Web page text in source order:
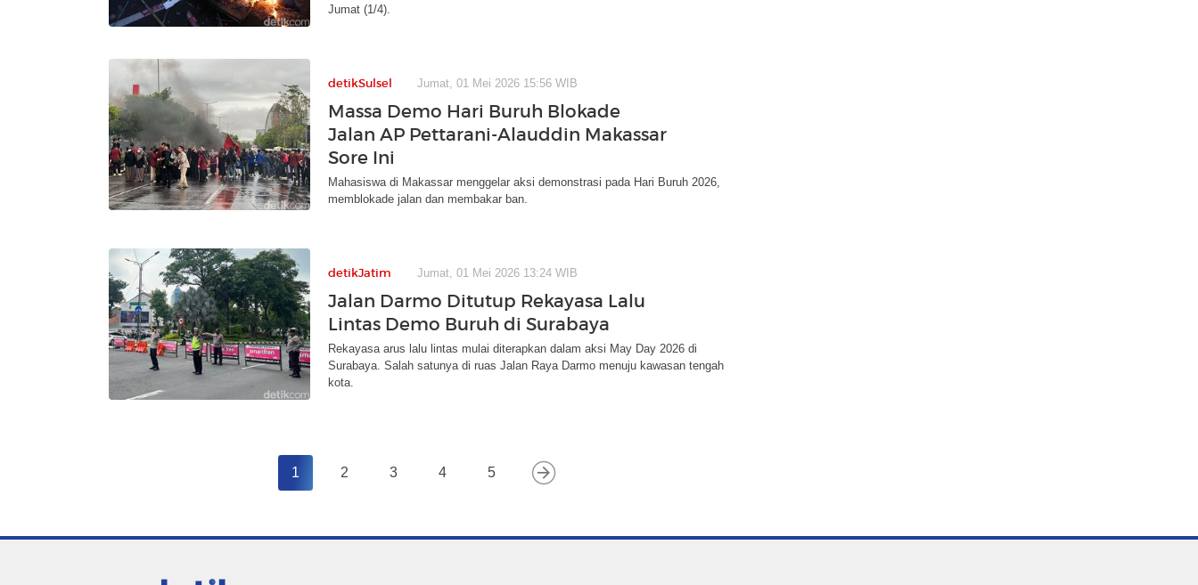
Jumat (1/4).
detikSulsel Jumat, 01 Mei 2026 15:56 WIB
Massa Demo Hari Buruh Blokade
Jalan AP Pettarani-Alauddin Makassar
Sore Ini
Mahasiswa di Makassar menggelar aksi demonstrasi pada Hari Buruh 2026,
memblokade jalan dan membakar ban.
detikJatim Jumat, 01 Mei 2026 13:24 WIB
Jalan Darmo Ditutup Rekayasa Lalu
Lintas Demo Buruh di Surabaya
Rekayasa arus lalu lintas mulai diterapkan dalam aksi May Day 2026 di
Surabaya. Salah satunya di ruas Jalan Raya Darmo menuju kawasan tengah
kota.
1 2 3 4 5